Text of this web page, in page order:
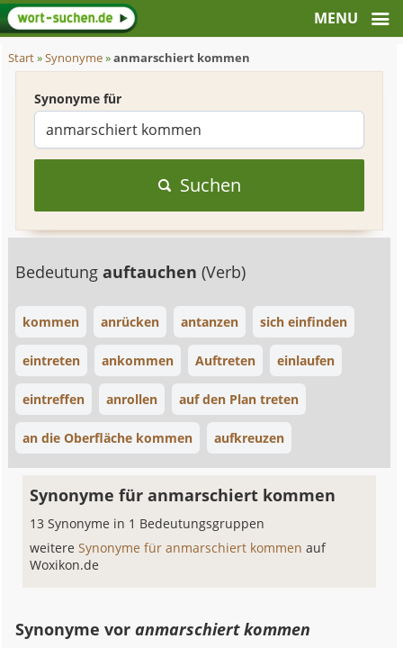
Start»Synonyme»anmarschiert kommen
Synonyme für
Suchen
Bedeutungauftauchen(Verb)
kommen anrücken antanzen sich einfinden
eintreten ankommen Auftreten einlaufen
eintreffen anrollen auf den Plan treten
an die Oberfläche kommen aufkreuzen
Synonyme für anmarschiert kommen
13 Synonyme in 1 Bedeutungsgruppen
weitereSynonyme für anmarschiert kommenauf
Woxikon.de
Synonyme voranmarschiert kommen